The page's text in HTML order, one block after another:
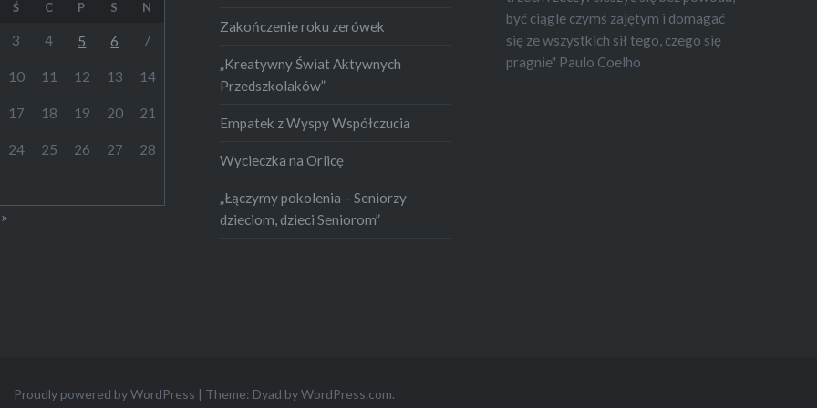
( pamiętającymi o
o…
Ś C P S N
3 4 5 6 7
10 11 12 13 14
17 18 19 20 21
24 25 26 27 28
Zakończenie roku zerówek
„Kreatywny Świat Aktywnych
Przedszkolaków”
Empatek z Wyspy Współczucia
Wycieczka na Orlicę
„Łączymy pokolenia – Seniorzy
dzieciom, dzieci Seniorom”
być ciągle czymś zajętym i domagać
się ze wszystkich sił tego, czego się
pragnie" Paulo Coelho
Proudly powered by WordPress | Theme: Dyad byWordPress.com.